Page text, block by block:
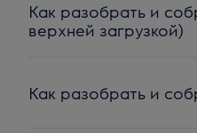
Как разобрать и
верхней загрузкой)
Как разобрать и